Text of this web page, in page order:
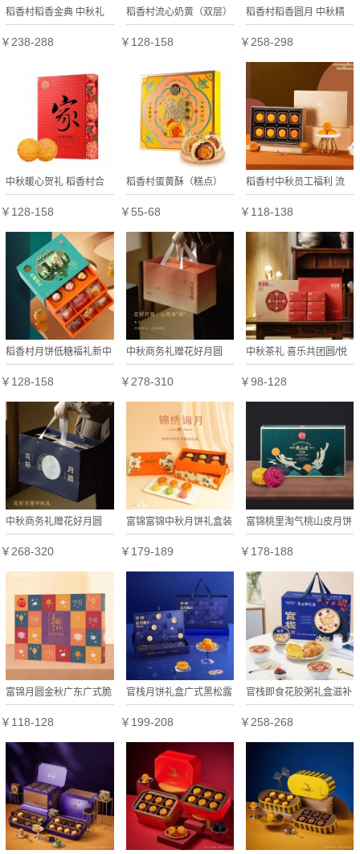
稻香村稻香金典 中秋礼
赠
￥238-288
稻香村流心奶黄（双层）
中秋贺礼
￥128-158
稻香村稻香圆月 中秋精
美礼品
￥258-298
中秋暖心贺礼 稻香村合
家团圆
￥128-158
稻香村蛋黄酥（糕点）
企业员工福利
￥55-68
稻香村中秋员工福利 流
心奶黄
￥118-138
稻香村月饼低糖福礼新中
式三层糕点礼盒装
￥128-158
中秋商务礼赠花好月圆
（双层版）
￥278-310
中秋茶礼 喜乐共团圆/悦
团圆
￥98-128
中秋商务礼赠花好月圆
（三层版）
￥268-320
富锦富锦中秋月饼礼盒装
锦绣锦月
￥179-189
富锦桃里淘气桃山皮月饼
礼盒广式糕点多口味中秋
送礼640克
￥178-188
富锦月圆金秋广东广式脆
皮蛋黄莲蓉哈密瓜荔枝凤
梨水果味月饼礼盒
￥118-128
官栈月饼礼盒广式黑松露
流心奶黄花胶月饼中秋节
公司
￥199-208
官栈即食花胶粥礼盒滋补
鱼胶孕妇补品营养品代餐
早餐
￥258-268